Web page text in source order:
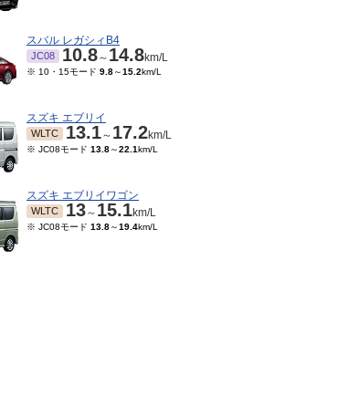
スバル レガシィB4
JC08 10.8～ 14.8km/L
※ 10・15モード 9.8～15.2km/L
スズキ エブリイ
WLTC 13.1～ 17.2km/L
※ JC08モード 13.8～22.1km/L
スズキ エブリイワゴン
WLTC 13～ 15.1km/L
※ JC08モード 13.8～19.4km/L